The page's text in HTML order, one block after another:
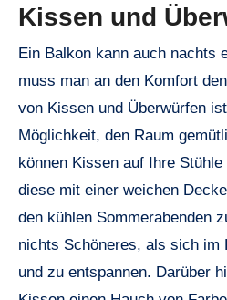
Kissen und
Ein Balkon kann auch nachts
muss man an den Komfort
von Kissen und Überwürfen
Möglichkeit, den Raum
können Kissen auf Ihre
diese mit einer weichen
den kühlen Sommerabenden
nichts Schöneres, als sich im
und zu entspannen. Darüber